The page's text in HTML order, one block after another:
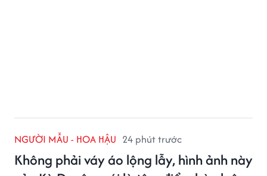
NGƯỜI MẪU - HOA HẬU 24 phút trước
Không phải váy áo lộng lẫy, hình ảnh này